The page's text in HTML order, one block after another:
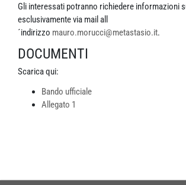
Gli interessati potranno richiedere informazioni
esclusivamente via mail all
´indirizzo mauro.morucci@metastasio.it.
DOCUMENTI
Scarica qui:
Bando ufficiale
Allegato 1